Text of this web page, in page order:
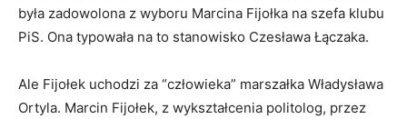
była zadowolona z wyboru Marcina Fijołka na szefa klubu
PiS. Ona typowała na to stanowisko Czesława Łączaka.
Ale Fijołek uchodzi za “człowieka” marszałka Władysława
Ortyla. Marcin Fijołek, z wykształcenia politolog, przez